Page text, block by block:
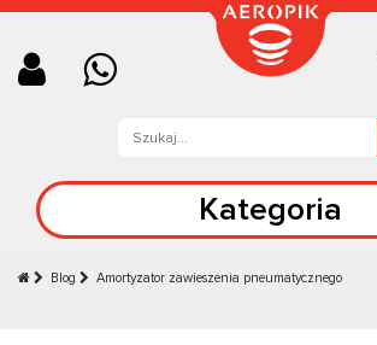
Kategoria
Blog Amortyzator zawieszenia pneumatycznego